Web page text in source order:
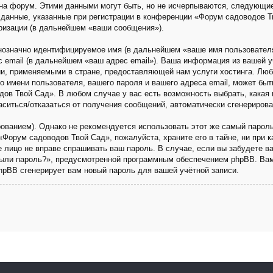
форум. Этими данными могут быть, но не исчерпываются,
указанные при регистрации в конференции «Форум садоводов
(в дальнейшем «ваши сообщения»).
идентифицируемое имя (в дальнейшем «ваше имя
email (в дальнейшем «ваш адрес email»). Ваша информация из вашей
применяемыми в стране, предоставляющей нам услуги хостинга.
пользователя, вашего пароля и вашего адреса email, может
Твой Сад». В любом случае у вас есть возможность выбрать,
отказаться от получения сообщений, автоматически
Однако не рекомендуется использовать этот же самый
садоводов Твой Сад», пожалуйста, храните его в тайне, ни при
не вправе спрашивать ваш пароль. В случае, если вы забудете
пароль?», предусмотренной программным обеспечением phpBB.
сгенерирует вам новый пароль для вашей учётной записи.